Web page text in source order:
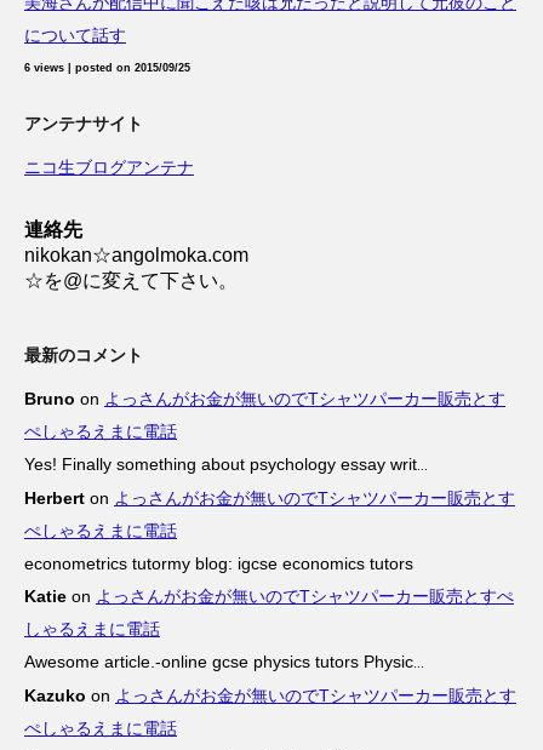
について話す
6 views posted on 2015/09/25
アンテナサイト
ニコ生ブログアンテナ
連絡先
nikokan☆angolmoka.com
☆を@に変えて下さい。
最新のコメント
Bruno on よっさんがお金が無いのでTシャツパーカー販売とす
ぺしゃるえまに電話
Yes! Finally something about psychology essay writ
Herbert on よっさんがお金が無いのでTシャツパーカー販売とす
ぺしゃるえまに電話
econometrics tutormy blog: igcse economics tutors
Katie on よっさんがお金が無いのでTシャツパーカー販売とすぺ
しゃるえまに電話
Awesome article.-online gcse physics tutors Physic
Kazuko on よっさんがお金が無いのでTシャツパーカー販売とす
ぺしゃるえまに電話